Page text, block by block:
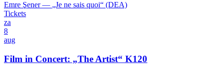
Emre Şener— „Je ne sais quoi“ (DEA)
Tickets
za
8
aug
Film in Concert: „The Artist“ K120